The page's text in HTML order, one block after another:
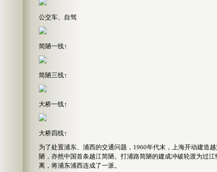
公交车、自驾
简陋一线↑
简陋三线↑
大桥一线↑
大桥四线↑
为了处置浦东、浦西的交通问题，1960年代末，上海开动建造
陋，亦然中国首条越江简陋。打浦路简陋的建成冲破轮渡为过
离，将浦东浦西连成了一派。